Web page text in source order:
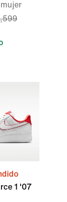
1 '07